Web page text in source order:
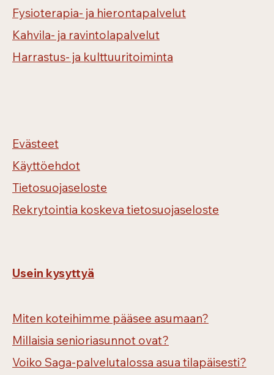
Fysioterapia- ja hierontapalvelut
Kahvila- ja ravintolapalvelut
Harrastus- ja kulttuuritoiminta
Evästeet
Käyttöehdot
Tietosuojaseloste
Rekrytointia koskeva tietosuojaseloste
Usein kysyttyä
Miten koteihimme pääsee asumaan?
Millaisia senioriasunnot ovat?
Voiko Saga-palvelutalossa asua tilapäisesti?